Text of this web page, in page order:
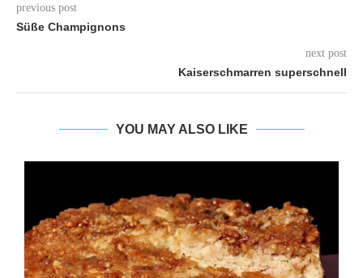
previous post
Süße Champignons
next post
Kaiserschmarren superschnell
YOU MAY ALSO LIKE